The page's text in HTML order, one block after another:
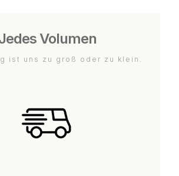
Volumen
ist uns zu groß oder zu klein.